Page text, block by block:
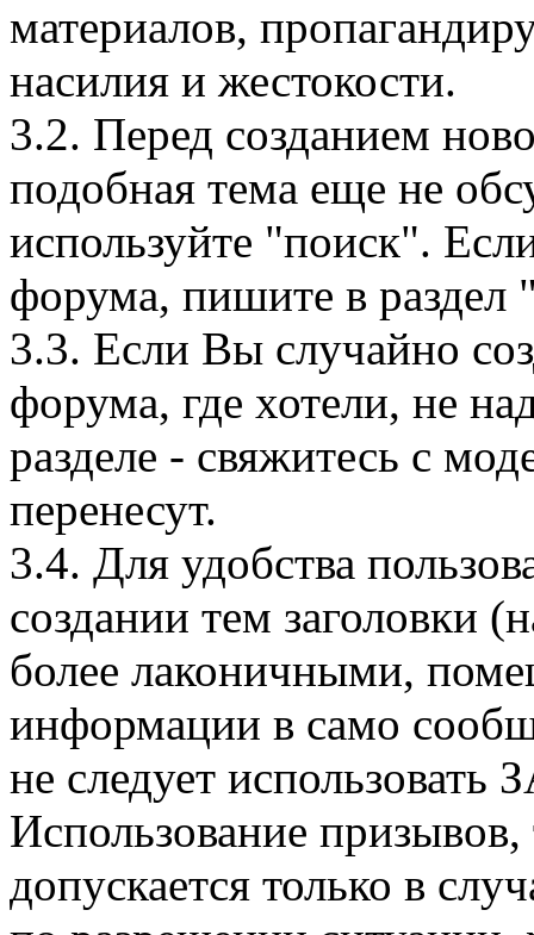
материалов,
насилия и жестокости.
3.2. Перед созданием
подобная тема еще не
используйте "поиск".
форума, пишите в
3.3. Если Вы случайно
форума, где хотели, не
разделе - свяжитесь с
перенесут.
3.4. Для удобства
создании тем заголовки
более лаконичными,
информации в само
не следует
Использование
допускается только в